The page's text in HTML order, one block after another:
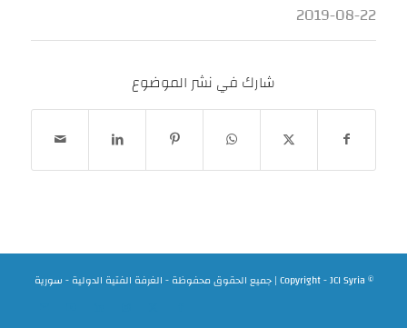
2019-08-22
شارك في نشر الموضوع
© Copyright - JCI Syria | جميع الحقوق محفوظة - الغرفة الفتية الدولية - سورية